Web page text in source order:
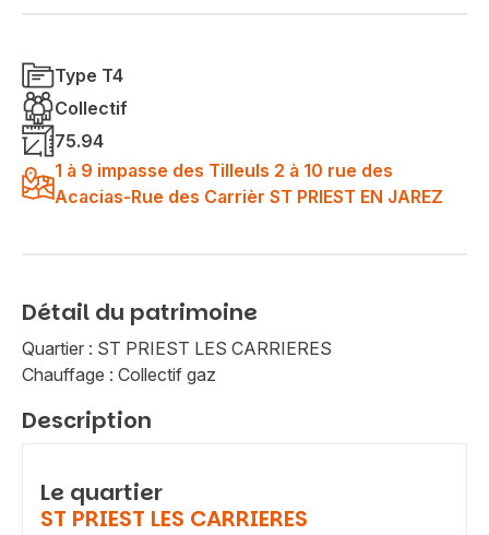
Type T4
Collectif
75.94
1 à 9 impasse des Tilleuls 2 à 10 rue des
Acacias-Rue des Carrièr ST PRIEST EN JAREZ
Détail du patrimoine
Quartier : ST PRIEST LES CARRIERES
Chauffage : Collectif gaz
Description
Le quartier
ST PRIEST LES CARRIERES